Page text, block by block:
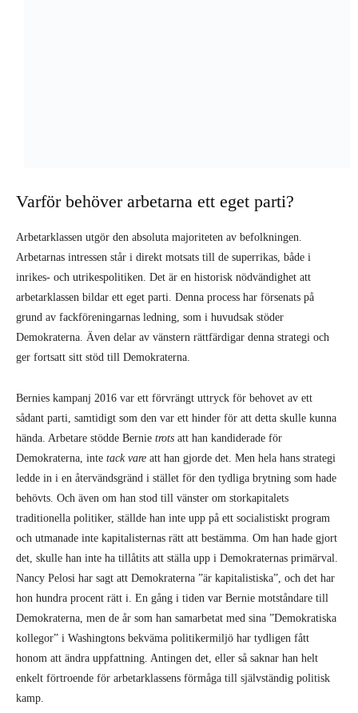
ger fortsatt sitt stöd till Demokraterna.
Bernies kampanj 2016 var ett förvrängt uttryck för behovet av ett
sådant parti, samtidigt som den var ett hinder för att detta skulle kunna
hända. Arbetare stödde Bernietrotsatt han kandiderade för
Demokraterna, intetack vare att han gjorde det. Men hela hans strategi
ledde in i en återvändsgränd i stället för den tydliga brytning som hade
behövts. Och även om han stod till vänster om storkapitalets
traditionella politiker, ställde han inte upp på ett socialistiskt program
det, skulle han inte ha tillåtits att ställa upp i Demokraternas primärval.
Nancy Pelosi har sagt att Demokraterna ”är kapitalistiska”, och det har
hon hundra procent rätt i. En gång i tiden var Bernie motståndare till
Demokraterna, men de år som han samarbetat med sina ”Demokratiska
kollegor” i Washingtons bekväma politikermiljö har tydligen fått
honom att ändra uppfattning. Antingen det, eller så saknar han helt
enkelt förtroende för arbetarklassens förmåga till självständig politisk
kamp.
Lärdomar från Corbyn i Storbritannien
Det finns många skillnader mellan amerikansk och brittisk politik, men
händelser i båda länderna påverkar varandra. En stor skillnad är att de
brittiska fackföreningarna under slutet av 1800-talet slutade stödja det
liberala partiet – grovt motsvarande Demokraterna – och grundade
Labourpartiet. Labourpartiet växte och blev huvudoppositionen till det